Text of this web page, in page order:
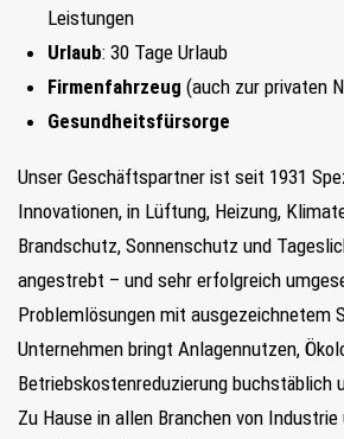
Leistungen
Urlaub: 30 Tage Urlaub
Firmenfahrzeug (auch zur privaten
Gesundheitsfürsorge
Unser Geschäftspartner ist seit 1931
Innovationen, in Lüftung, Heizung,
Brandschutz, Sonnenschutz und
angestrebt – und sehr erfolgreich
Problemlösungen mit ausgezeichnetem
Unternehmen bringt Anlagennutzen,
Betriebskostenreduzierung buchstäblich
Zu Hause in allen Branchen von Industrie